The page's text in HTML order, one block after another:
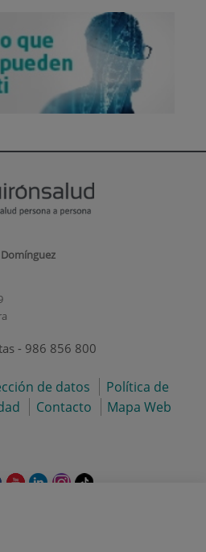
- 986 856 800
de datos
Política de
Contacto Mapa Web
EsteEsteEsteEsteEnlace